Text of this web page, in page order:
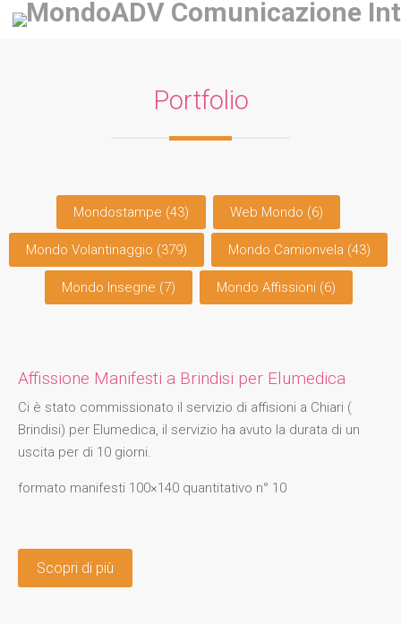
Portfolio
Mondostampe (43) Web Mondo (6)
Mondo Volantinaggio (379) Mondo Camionvela (43)
Mondo Insegne (7) Mondo Affissioni (6)
Affissione Manifesti a Brindisi per Elumedica
Ci è stato commissionato il servizio di affisioni a Chiari (
Brindisi) per Elumedica, il servizio ha avuto la durata di un
uscita per di 10 giorni.
formato manifesti 100×140 quantitativo n° 10
Scopri di più